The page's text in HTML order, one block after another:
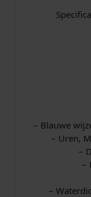
– Blauwe
– Uren,
–
–
–